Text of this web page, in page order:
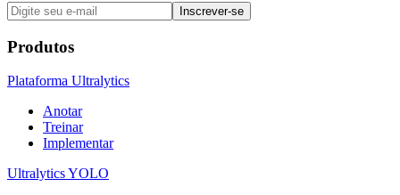
Inscrever-se
Produtos
Plataforma Ultralytics
Anotar
Treinar
Implementar
Ultralytics YOLO